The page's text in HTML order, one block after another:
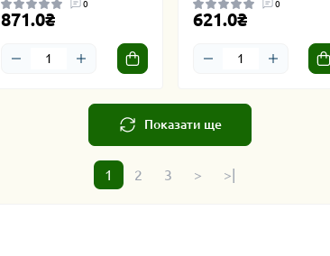
0
871.0₴
0
621.0₴
Показати ще
1 2 3 > >|